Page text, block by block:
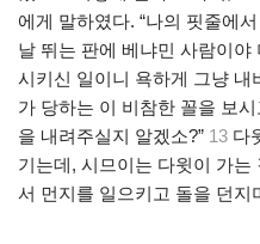
에게 말하였다. “나의 핏줄에
날 뛰는 판에 베냐민 사람이야
시키신 일이니 욕하게 그냥 내
가 당하는 이 비참한 꼴을 보
을 내려주실지 알겠소?” 13 다
기는데, 시므이는 다윗이 가는
서 먼지를 일으키고 돌을 던지